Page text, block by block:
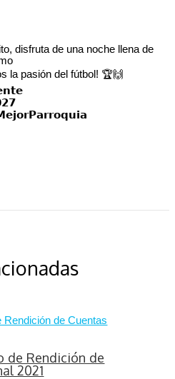
disfruta de una noche llena de
la pasión del fútbol! 🏆🙌
de Rendición de
2021